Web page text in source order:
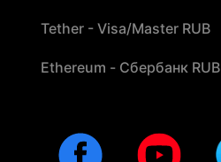
Tether - Visa/Master RUB
Ethereum - Сбербанк RUB